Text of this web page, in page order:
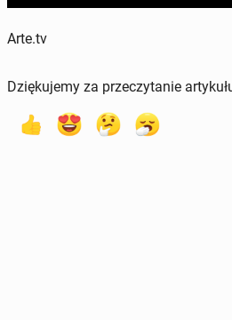
Arte.tv
Dziękujemy za przeczytanie